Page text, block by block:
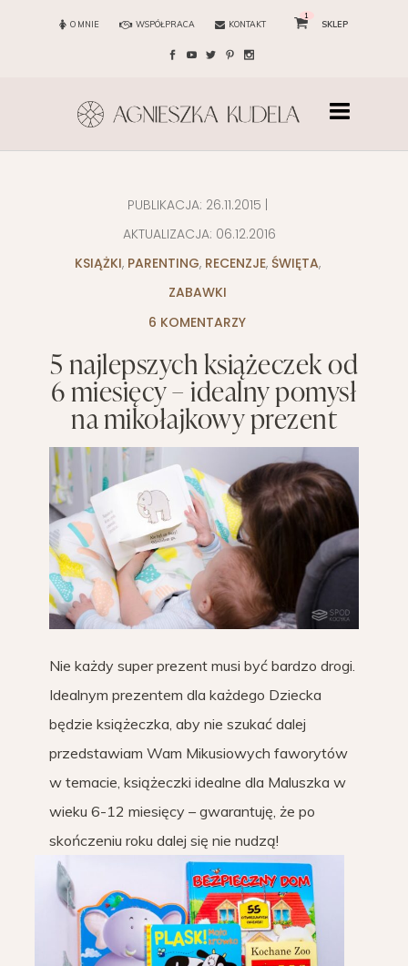
O MNIE WSPÓŁPRACA KONTAKT
1
SKLEP
PUBLIKACJA: 26.11.2015
AKTUALIZACJA: 06.12.2016
KSIĄŻKI, PARENTING, RECENZJE, ŚWIĘTA,
ZABAWKI
6 KOMENTARZY
5 najlepszych książeczek od
6 miesięcy – idealny pomysł
na mikołajkowy prezent
Nie każdy super prezent musi być bardzo drogi.
Idealnym prezentem dla każdego Dziecka
będzie książeczka, aby nie szukać dalej
przedstawiam Wam Mikusiowych faworytów
w temacie, książeczki idealne dla Maluszka w
wieku 6-12 miesięcy – gwarantuję, że po
skończeniu roku dalej się nie nudzą!